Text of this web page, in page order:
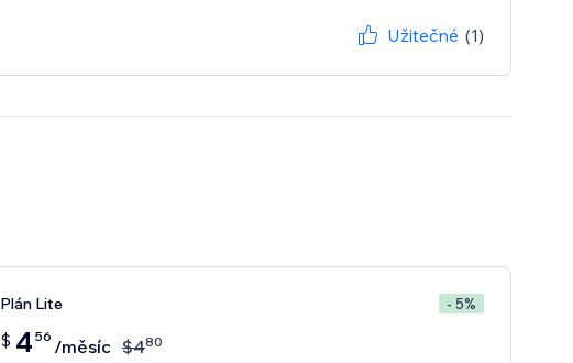
Užitečné (1)
Plán Lite - 5%
$ 4 56 /měsíc $480